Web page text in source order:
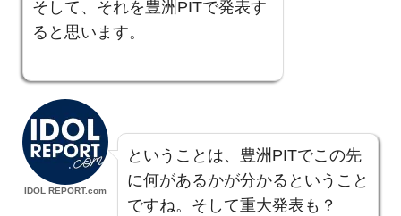
そして、それを豊洲PITで発表す
ると思います。
IDOL REPORT.com
ということは、豊洲PITでこの先
に何があるかが分かるということ
ですね。そして重大発表も？